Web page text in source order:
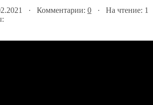
· Комментарии: 0 · На чтение: 1